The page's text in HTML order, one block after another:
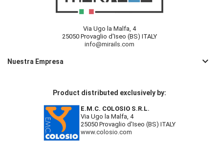
Via Ugo la Malfa, 4
25050 Provaglio d'Iseo (BS) ITALY
info@mirails.com
Nuestra Empresa keyboard_arrow_down
Product distributed exclusively by:
E.M.C. COLOSIO S.R.L.
Via Ugo la Malfa, 4
25050 Provaglio d'Iseo (BS) ITALY
www.colosio.com